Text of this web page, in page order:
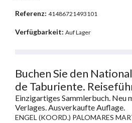
Referenz: 41486721493101
Verfügbarkeit: Auf Lager
Buchen Sie den
de Taburiente.
Einzigartiges Sammlerbuch. Neu
Verlages. Ausverkaufte Auflage.
ENGEL (KOORD.) PALOMARES